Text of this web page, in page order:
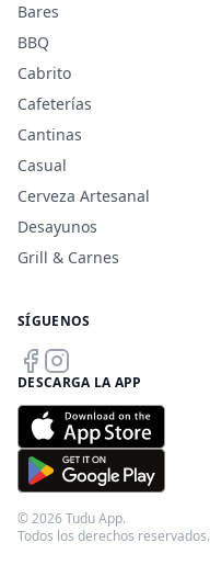
Bares
BBQ
Cabrito
Cafeterías
Cantinas
Casual
Cerveza Artesanal
Desayunos
Grill & Carnes
SÍGUENOS
DESCARGA LA APP
© 2026 Tudu App.
Todos los derechos reservados.